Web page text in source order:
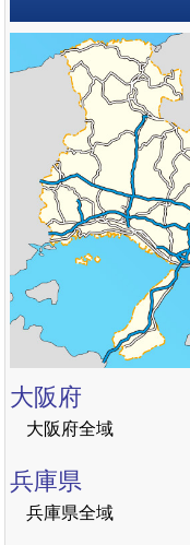
大阪府
大阪府全域
兵庫県
兵庫県全域